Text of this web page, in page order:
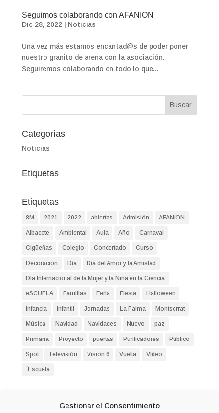
Gestionar el Consentimiento
Seguimos colaborando con AFANION
Dic 28, 2022| Noticias
Una vez más estamos encantad@s de poder poner
nuestro granito de arena con la asociación.
Seguiremos colaborando en todo lo que...
Categorías
Noticias
Etiquetas
Etiquetas
8M 2021 2022 abiertas Admisión AFANION
Albacete Ambiental Aula Año Carnaval
Cigüeñas Colegio Concertado Curso
Decoración Día Día del Amor y la Amistad
Día Internacional de la Mujer y la Niña en la Ciencia
eSCUELA Familias Feria Fiesta Halloween
Infancia Infantil Jornadas La Palma Montserrat
Música Navidad Navidades Nuevo paz
Primaria Proyecto puertas Purificadores Público
Spot Televisión Visión 6 Vuelta Vídeo
´Escuela